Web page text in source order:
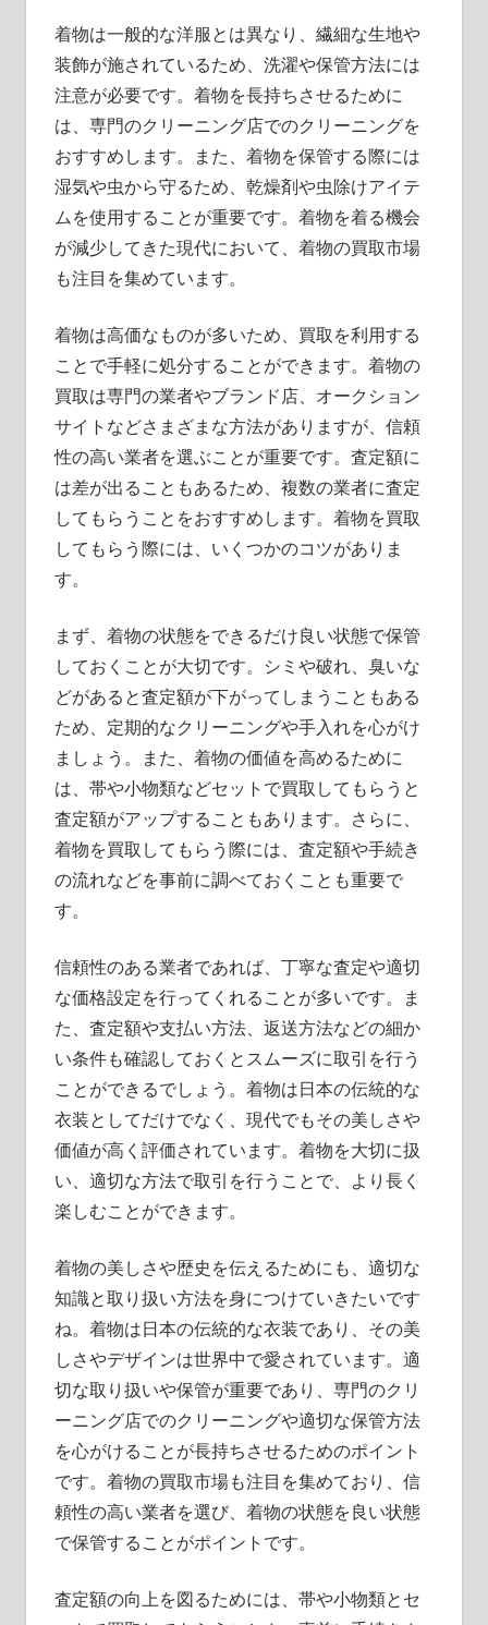
着物は一般的な洋服とは異なり、繊細な生地や
装飾が施されているため、洗濯や保管方法には
注意が必要です。着物を長持ちさせるために
は、専門のクリーニング店でのクリーニングを
おすすめします。また、着物を保管する際には
湿気や虫から守るため、乾燥剤や虫除けアイテ
ムを使用することが重要です。着物を着る機会
が減少してきた現代において、着物の買取市場
も注目を集めています。
着物は高価なものが多いため、買取を利用する
ことで手軽に処分することができます。着物の
買取は専門の業者やブランド店、オークション
サイトなどさまざまな方法がありますが、信頼
性の高い業者を選ぶことが重要です。査定額に
は差が出ることもあるため、複数の業者に査定
してもらうことをおすすめします。着物を買取
してもらう際には、いくつかのコツがありま
す。
まず、着物の状態をできるだけ良い状態で保管
しておくことが大切です。シミや破れ、臭いな
どがあると査定額が下がってしまうこともある
ため、定期的なクリーニングや手入れを心がけ
ましょう。また、着物の価値を高めるために
は、帯や小物類などセットで買取してもらうと
査定額がアップすることもあります。さらに、
着物を買取してもらう際には、査定額や手続き
の流れなどを事前に調べておくことも重要で
す。
信頼性のある業者であれば、丁寧な査定や適切
な価格設定を行ってくれることが多いです。ま
た、査定額や支払い方法、返送方法などの細か
い条件も確認しておくとスムーズに取引を行う
ことができるでしょう。着物は日本の伝統的な
衣装としてだけでなく、現代でもその美しさや
価値が高く評価されています。着物を大切に扱
い、適切な方法で取引を行うことで、より長く
楽しむことができます。
着物の美しさや歴史を伝えるためにも、適切な
知識と取り扱い方法を身につけていきたいです
ね。着物は日本の伝統的な衣装であり、その美
しさやデザインは世界中で愛されています。適
切な取り扱いや保管が重要であり、専門のクリ
ーニング店でのクリーニングや適切な保管方法
を心がけることが長持ちさせるためのポイント
です。着物の買取市場も注目を集めており、信
頼性の高い業者を選び、着物の状態を良い状態
で保管することがポイントです。
査定額の向上を図るためには、帯や小物類とセ